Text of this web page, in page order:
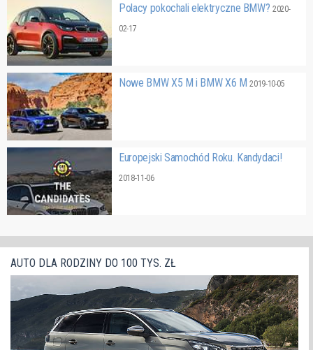
Polacy pokochali elektryczne BMW?2020-
02-17
Nowe BMW X5 M i BMW X6 M2019-10-05
Europejski Samochód Roku. Kandydaci!
2018-11-06
AUTO DLA RODZINY DO 100 TYS. ZŁ